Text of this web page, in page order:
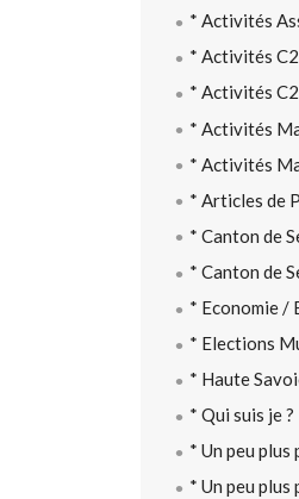
* Activités
* Activités
* Activités
* Activités
* Activités
* Articles de
* Canton de
* Canton de
* Economie /
* Elections
* Haute
* Qui suis je ?
* Un peu
* Un peu